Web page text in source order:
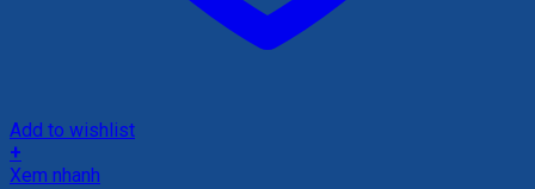
Add to wishlist
+
Xem nhanh